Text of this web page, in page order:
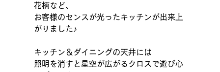
花柄など、
お客様のセンスが光ったキッチンが出来上
がりました♪
キッチン＆ダイニングの天井には
照明を消すと星空が広がるクロスで遊び心